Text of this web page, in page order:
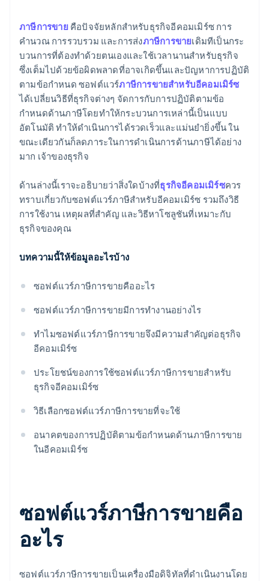
ความสามารถในการปรับขนาดและการสนับสนุนด้าน
การเติบโต
การผสานการทํางานกับระบบธุรกิจอื่นๆ
การตัดสินใจที่ดีขึ้น
ตรวจสอบการผสานการทํางานกับระบบธุรกิจที่มีอยู่
มองหาความสามารถในการปรับขนาดและการนำไปใช้
งานในอนาคต
วิเคราะห์ความปลอดภัยและการป้องกันข้อมูล
พิจารณาค่าใช้จ่ายและ ROI
ความท้าทายและโอกาสในอนาคต
ภาษีการขาย คือปัจจัยหลักสำหรับธุรกิจอีคอมเมิร์ซ การ
คำนวณ การรวบรวม และการส่งภาษีการขายเดิมทีเป็นกระ
บวนการที่ต้องทำด้วยตนเองและใช้เวลานานสำหรับธุรกิจ
ซึ่งเต็มไปด้วยข้อผิดพลาดที่อาจเกิดขึ้นและปัญหาการปฏิบัติ
ตามข้อกำหนด ซอฟต์แวร์ภาษีการขายสำหรับอีคอมเมิร์ซ
ได้เปลี่ยนวิธีที่ธุรกิจต่างๆ จัดการกับการปฏิบัติตามข้อ
กำหนดด้านภาษีโดยทำให้กระบวนการเหล่านี้เป็นแบบ
อัตโนมัติ ทำให้ดำเนินการได้รวดเร็วและแม่นยำยิ่งขึ้น ใน
ขณะเดียวกันก็ลดภาระในการดำเนินการด้านภาษีได้อย่าง
มาก เจ้าของธุรกิจ
ด้านล่างนี้เราจะอธิบายว่าสิ่งใดบ้างที่ธุรกิจอีคอมเมิร์ซควร
ทราบเกี่ยวกับซอฟต์แวร์ภาษีสำหรับอีคอมเมิร์ซ รวมถึงวิธี
การใช้งาน เหตุผลที่สําคัญ และวิธีหาโซลูชันที่เหมาะกับ
ธุรกิจของคุณ
บทความนี้ให้ข้อมูลอะไรบ้าง
ซอฟต์แวร์ภาษีการขายคืออะไร
ซอฟต์แวร์ภาษีการขายมีการทํางานอย่างไร
ทําไมซอฟต์แวร์ภาษีการขายจึงมีความสําคัญต่อธุรกิจ
อีคอมเมิร์ซ
ประโยชน์ของการใช้ซอฟต์แวร์ภาษีการขายสําหรับ
ธุรกิจอีคอมเมิร์ซ
วิธีเลือกซอฟต์แวร์ภาษีการขายที่จะใช้
อนาคตของการปฏิบัติตามข้อกําหนดด้านภาษีการขาย
ในอีคอมเมิร์ซ
ซอฟต์แวร์ภาษีการขายคือ
อะไร
ซอฟต์แวร์ภาษีการขายเป็นเครื่องมือดิจิทัลที่ดําเนินงานโดย